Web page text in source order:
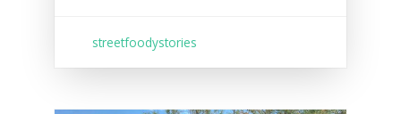
streetfoodystories